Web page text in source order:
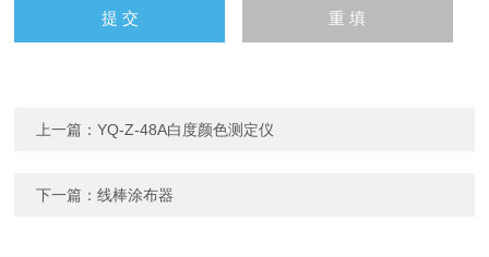
上一篇：YQ-Z-48A白度颜色测定仪
下一篇：线棒涂布器